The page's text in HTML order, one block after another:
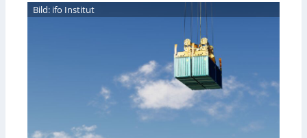
Bild: ifo Institut